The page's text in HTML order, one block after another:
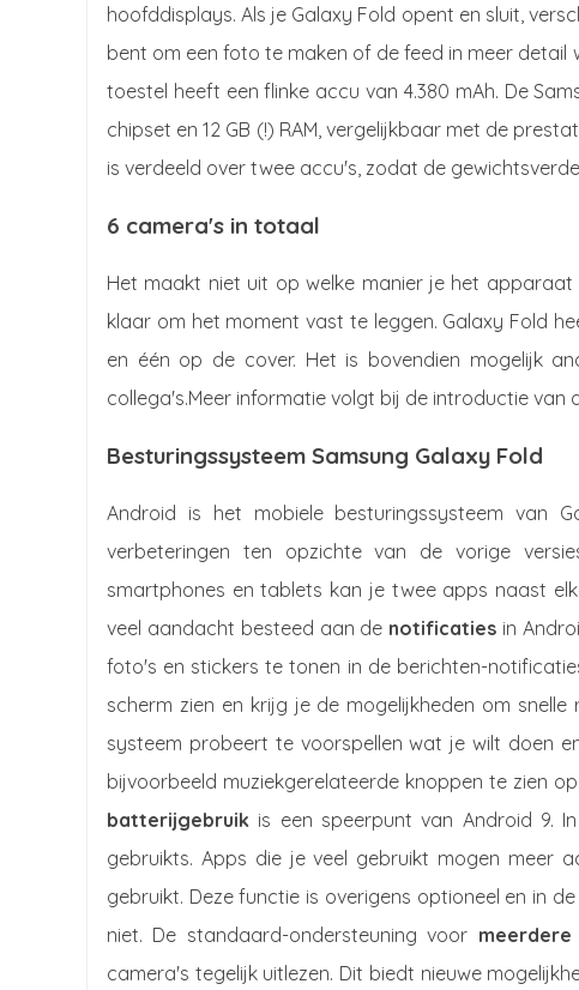
hoofddisplays. Als je Galaxy Fold opent en sluit,
bent om een foto te maken of de feed in meer detail
toestel heeft een flinke accu van 4.380 mAh. De
chipset en 12 GB (!) RAM, vergelijkbaar met de
is verdeeld over twee accu's, zodat de
6 camera's in totaal
Het maakt niet uit op welke manier je het
klaar om het moment vast te leggen. Galaxy Fold
en één op de cover. Het is bovendien mogelijk
collega's.Meer informatie volgt bij de introductie van
Besturingssysteem Samsung Galaxy Fold
Android is het mobiele besturingssysteem van
verbeteringen ten opzichte van de vorige
smartphones en tablets kan je twee apps naast
veel aandacht besteed aan de notificaties in
foto's en stickers te tonen in de berichten-
scherm zien en krijg je de mogelijkheden om
systeem probeert te voorspellen wat je wilt doen
bijvoorbeeld muziekgerelateerde knoppen te zien
batterijgebruik is een speerpunt van Android 9.
gebruikts. Apps die je veel gebruikt mogen meer
gebruikt. Deze functie is overigens optioneel en in
niet. De standaard-ondersteuning voor meerdere
camera's tegelijk uitlezen. Dit biedt nieuwe